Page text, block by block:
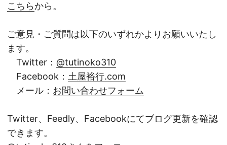
こちらから。
ご意見・ご質問は以下のいずれかよりお願いいたし
ます。
Twitter： @tutinoko310
Facebook： 土屋裕行.com
メール： お問い合わせフォーム
Twitter、Feedly、Facebookにてブログ更新を確認
できます。